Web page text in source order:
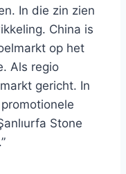
In die zin zien
China is
op het
Als regio
gericht. In
Stone